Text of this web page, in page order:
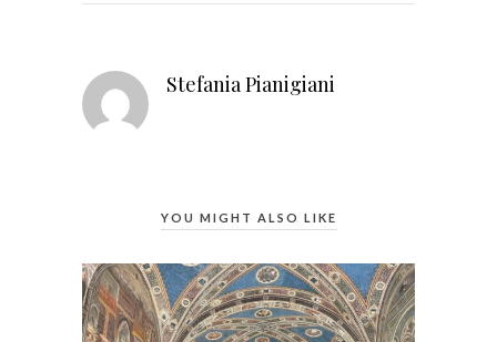
Stefania Pianigiani
YOU MIGHT ALSO LIKE